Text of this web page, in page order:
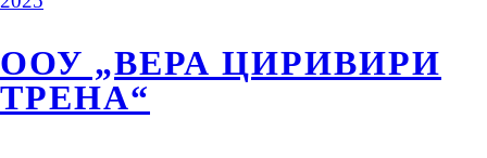
ООУ „ВЕРА ЦИРИВИРИ
ТРЕНА“